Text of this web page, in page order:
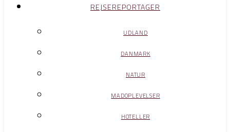
REJSEREPORTAGER
UDLAND
DANMARK
NATUR
MADOPLEVELSER
HOTELLER